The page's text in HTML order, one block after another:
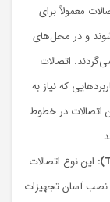
معمولاً برای
و در محل‌های
اتصالات
که نیاز به
اتصالات در خطوط
این نوع اتصالات
نصب آسان تجهیزات